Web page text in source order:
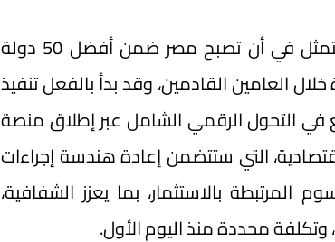
وأكد الخطيب أن الدولة تبنت هدفًا طموحًا يتمثل في أن تصبح مصر ضمن أفضل 50 دولة
العامين القادمين، وقد بدأ بالفعل تنفيذ
التحول الرقمي الشامل عبر إطلاق منصة
التي ستتضمن إعادة هندسة إجراءات
المرتبطة بالاستثمار، بما يعزز الشفافية،
وتكلفة محددة منذ اليوم الأول.